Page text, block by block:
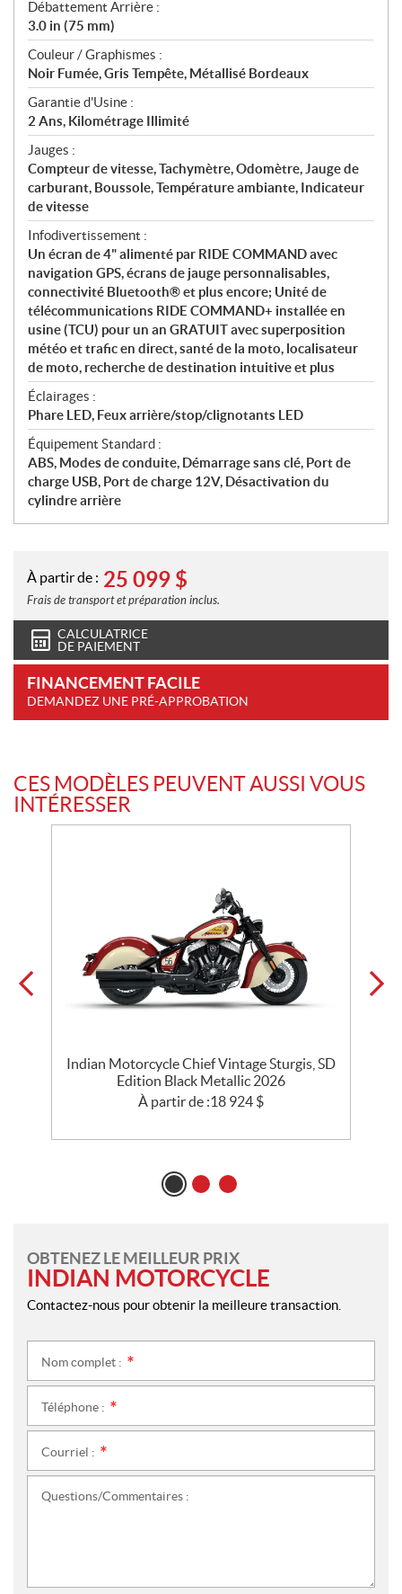
Débattement Arrière :
3.0 in (75 mm)
Couleur / Graphismes :
Noir Fumée, Gris Tempête, Métallisé Bordeaux
Garantie d'Usine :
2 Ans, Kilométrage Illimité
Jauges :
Compteur de vitesse, Tachymètre, Odomètre, Jauge de
carburant, Boussole, Température ambiante, Indicateur
de vitesse
Infodivertissement :
Un écran de 4" alimenté par RIDE COMMAND avec
navigation GPS, écrans de jauge personnalisables,
connectivité Bluetooth® et plus encore; Unité de
télécommunications RIDE COMMAND+ installée en
usine (TCU) pour un an GRATUIT avec superposition
météo et trafic en direct, santé de la moto, localisateur
de moto, recherche de destination intuitive et plus
Éclairages :
Phare LED, Feux arrière/stop/clignotants LED
Équipement Standard :
ABS, Modes de conduite, Démarrage sans clé, Port de
charge USB, Port de charge 12V, Désactivation du
cylindre arrière
À partir de : 25 099 $
Frais de transport et préparation inclus.
CALCULATRICE
DE PAIEMENT
FINANCEMENT FACILE
DEMANDEZ UNE PRÉ-APPROBATION
CES MODÈLES PEUVENT AUSSI VOUS
INTÉRESSER
Indian Motorcycle Chief Vintage Sturgis, SD
Edition Black Metallic 2026
À partir de :18 924 $
OBTENEZ LE MEILLEUR PRIX
INDIAN MOTORCYCLE
Contactez-nous pour obtenir la meilleure transaction.
Nom complet :
Téléphone :
Courriel :
Questions/Commentaires :